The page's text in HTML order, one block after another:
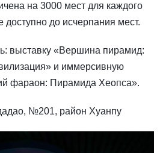
на 3000 мест для каждого
доступно до исчерпания мест.
выставку «Вершина пирамид:
и иммерсивную
фараон: Пирамида Хеопса».
№201, район Хуанпу